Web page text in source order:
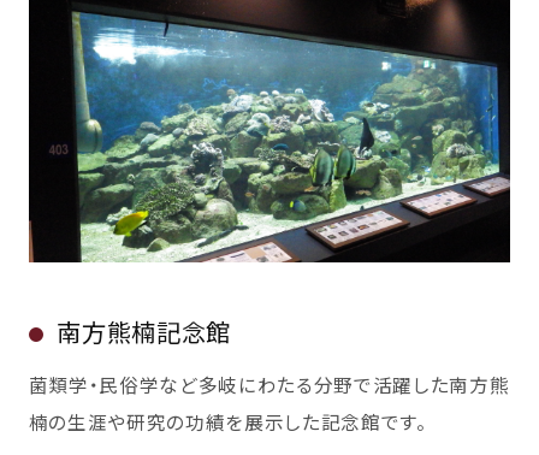
南方熊楠記念館
菌類学・民俗学など多岐にわたる分野で活躍した南方熊
楠の生涯や研究の功績を展示した記念館です。